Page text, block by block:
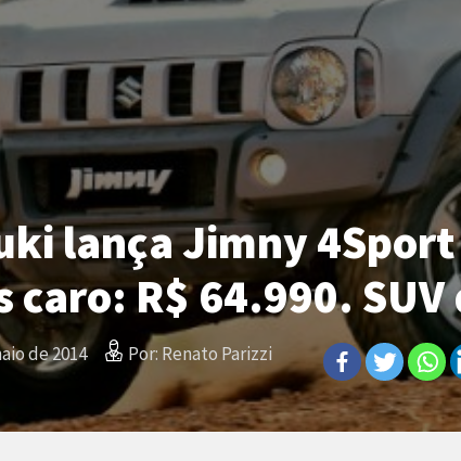
lança Jimny
caro: R$ 64.990.
de 2014 Por: Renato Parizzi